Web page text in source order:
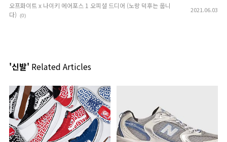
오프화이트 x 나이키 에어포스 1 오피셜 드디어 (노랑 덕후는 웁니
다)
(0)
2021.06.03
'신발' Related Articles